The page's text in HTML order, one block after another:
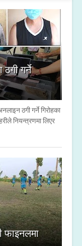
गर्ने
ठगी गर्ने गिरोहका
नियन्त्रणमा लिएर
फाइनलमा